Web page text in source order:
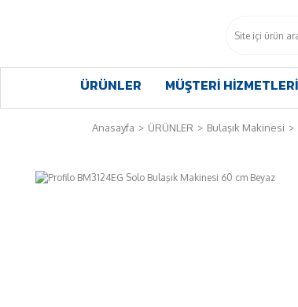
ÜRÜNLER MÜŞTERİ HİZMETLERİ
Anasayfa ÜRÜNLER Bulaşık Makinesi